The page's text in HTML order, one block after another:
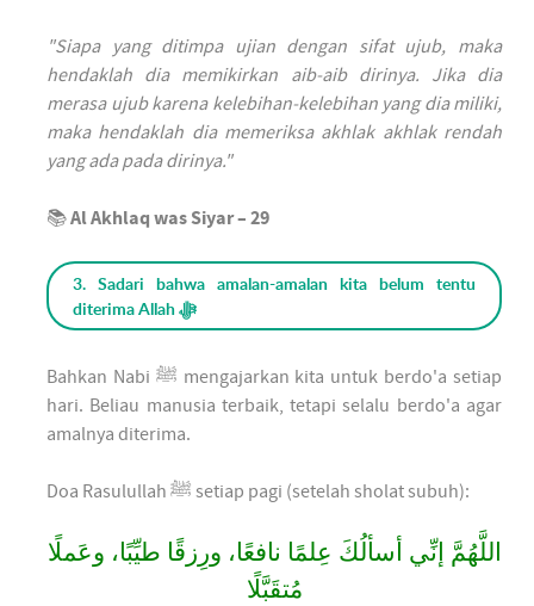
"Siapa yang ditimpa ujian dengan sifat ujub, maka
hendaklah dia memikirkan aib-aib dirinya. Jika dia
merasa ujub karena kelebihan-kelebihan yang dia miliki,
maka hendaklah dia memeriksa akhlak akhlak rendah
yang ada pada dirinya."
📚Al Akhlaq was Siyar – 29
3. Sadari bahwa amalan-amalan kita belum tentu
diterima Allah ﷻ
Bahkan Nabi ﷺ mengajarkan kita untuk berdo'a setiap
hari. Beliau manusia terbaik, tetapi selalu berdo'a agar
amalnya diterima.
Doa Rasulullah ﷺ setiap pagi (setelah sholat subuh):
اللَّهُمَّ إنِّي أسألُكَ عِلمًا نافعًا، ورِزقًا طيِّبًا، وعَملًا
مُتقَبَّلًا